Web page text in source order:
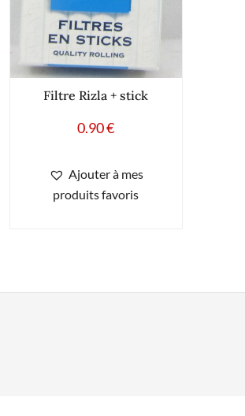
Filtre Rizla + stick
0.90€
Ajouter à mes
produits favoris